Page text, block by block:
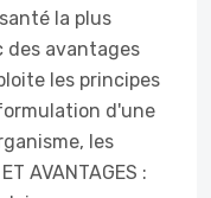
la plus
des avantages
les principes
d'une
les
AVANTAGES :